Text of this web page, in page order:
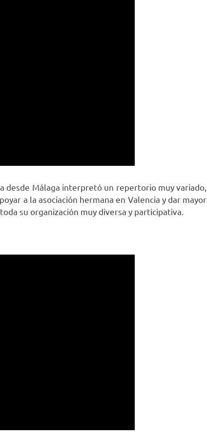
desde Málaga interpretó un repertorio muy variado,
a la asociación hermana en Valencia y dar mayor
su organización muy diversa y participativa.